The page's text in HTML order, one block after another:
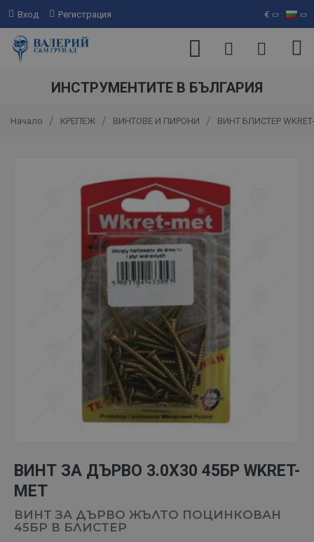
Вход Регистрация €
ИНСТРУМЕНТИТЕ В БЪЛГАРИЯ
Начало КРЕПЕЖ ВИНТОВЕ И ПИРОНИ ВИНТ БЛИСТЕР
ВИНТ ЗА ДЪРВО 3.0X30 45БР WKRET-
MET
ВИНТ ЗА ДЪРВО ЖЪЛТО ПОЦИНКОВАН
45БР В БЛИСТЕР